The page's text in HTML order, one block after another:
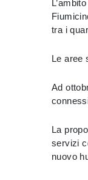
tra i
Le aree
Ad
La
servizi
nuovo